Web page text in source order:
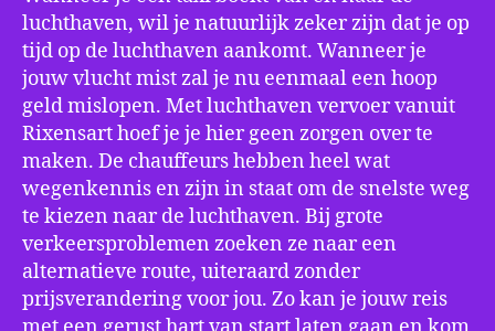
luchthaven, wil je natuurlijk zeker zijn dat je op
tijd op de luchthaven aankomt. Wanneer je
jouw vlucht mist zal je nu eenmaal een hoop
geld mislopen. Met luchthaven vervoer vanuit
Rixensart hoef je je hier geen zorgen over te
maken. De chauffeurs hebben heel wat
wegenkennis en zijn in staat om de snelste weg
te kiezen naar de luchthaven. Bij grote
verkeersproblemen zoeken ze naar een
alternatieve route, uiteraard zonder
prijsverandering voor jou. Zo kan je jouw reis